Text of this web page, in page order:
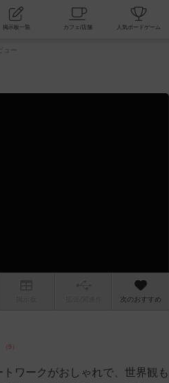
ニティ 掲示板一覧 カフェ/店舗
ュー
次のおすすめ
ワークがおしゃれで、世界観も